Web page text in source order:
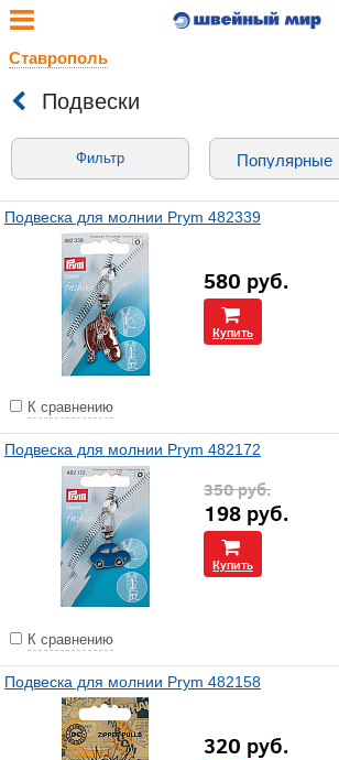
Ставрополь
Подвески
Фильтр
Подвеска для молнии Prym 482339
580 руб.
Купить
К сравнению
Подвеска для молнии Prym 482172
350руб.
198 руб.
Купить
К сравнению
Подвеска для молнии Prym 482158
320 руб.